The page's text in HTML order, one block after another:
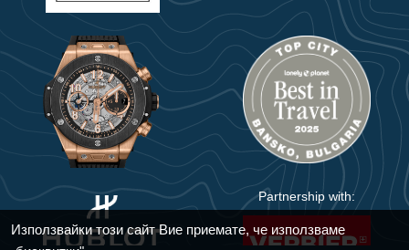
Partnership with:
Използвайки този сайт Вие приемате, че използваме